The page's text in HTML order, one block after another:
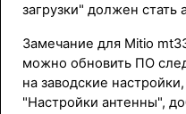
загрузки" должен стать
Замечание для Mitio
можно обновить ПО
на заводские
"Настройки антенны",